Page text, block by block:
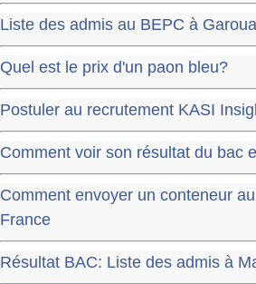
Liste des admis au BEPC à Garoua
Quel est le prix d'un paon bleu?
Postuler au recrutement KASI
Comment voir son résultat du bac
Comment envoyer un conteneur
France
Résultat BAC: Liste des admis à